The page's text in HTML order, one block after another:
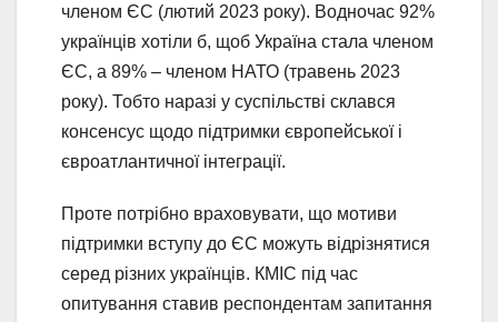
членом ЄС (лютий 2023 року). Водночас 92%
українців хотіли б, щоб Україна стала членом
ЄС, а 89% – членом НАТО (травень 2023
року). Тобто наразі у суспільстві склався
консенсус щодо підтримки європейської і
євроатлантичної інтеграції.
Проте потрібно враховувати, що мотиви
підтримки вступу до ЄС можуть відрізнятися
серед різних українців. КМІС під час
опитування ставив респондентам запитання